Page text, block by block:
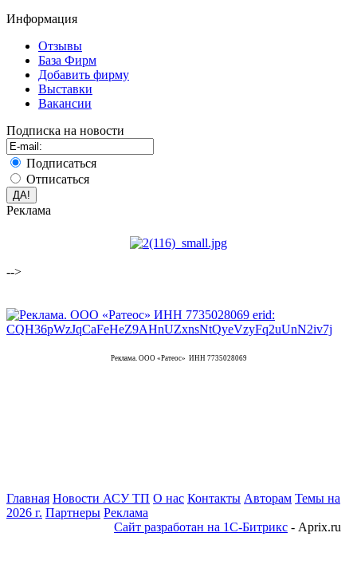
Информация
Отзывы
База Фирм
Добавить фирму
Выставки
Вакансии
Подписка на новости
Подписаться
Отписаться
Реклама
-->
Реклама. ООО «Ратеос» ИНН 7735028069
Главная Новости АСУ ТП О нас Контакты Авторам Темы на
2026 г. Партнеры Реклама
Сайт разработан на 1С-Битрикс - Aprix.ru